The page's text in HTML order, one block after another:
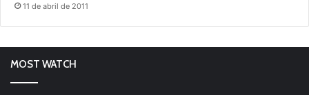
11 de abril de 2011
MOST WATCH